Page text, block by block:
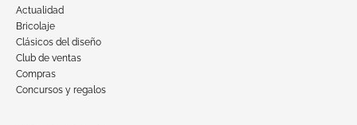
Actualidad
Bricolaje
Clásicos del diseño
Club de ventas
Compras
Concursos y regalos